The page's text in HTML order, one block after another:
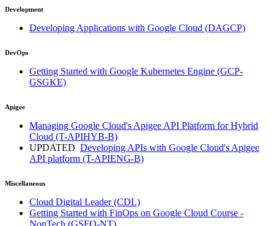
Development
Developing Applications with Google Cloud (DAGCP)
DevOps
Getting Started with Google Kubernetes Engine (GCP-
GSGKE)
Apigee
Managing Google Cloud's Apigee API Platform for Hybrid
Cloud (T-APIHYB-B)
UPDATED Developing APIs with Google Cloud's Apigee
API platform (T-APIENG-B)
Miscellaneous
Cloud Digital Leader(CDL)
Getting Started with FinOps on Google Cloud Course -
NonTech (GSFO-NT)